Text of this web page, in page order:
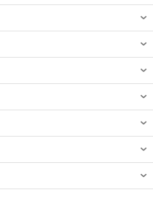
(4)